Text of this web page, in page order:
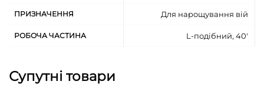
ПРИЗНАЧЕННЯ Для нарощування вій
РОБОЧА ЧАСТИНА L-подібний, 40'
Супутні товари